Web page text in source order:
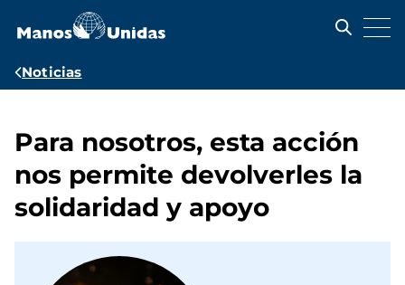
contenido
Ruta
Noticias
Para nosotros, esta acción
nos permite devolverles la
solidaridad y apoyo